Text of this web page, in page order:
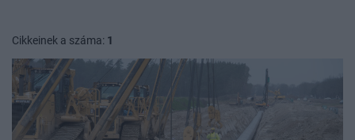
Cikkeinek a száma: 1